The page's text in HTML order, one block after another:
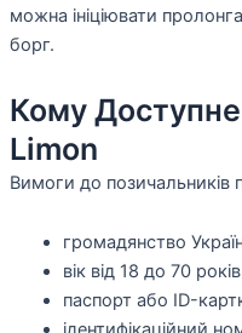
можна ініціювати
борг.
Кому
Limon
Вимоги до позичальників
громадянство
вік від 18 до 70 років
паспорт або ID-